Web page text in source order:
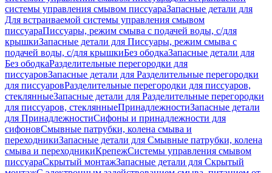
системы управления смывом писсуараЗапасные детали для
Для встраиваемой системы управления смывом
писсуараПиссуары, режим смыва с подачей воды, с/для
крышкиЗапасные детали для Писсуары, режим смыва с
подачей воды, с/для крышкиБез ободкаЗапасные детали для
Без ободкаРазделительные перегородки для
писсуаровЗапасные детали для Разделительные перегородки
для писсуаровРазделительные перегородки для писсуаров,
стеклянныеЗапасные детали для Разделительные перегородки
для писсуаров, стеклянныеПринадлежностиЗапасные детали
для ПринадлежностиСифоны и принадлежности для
сифоновСмывные патрубки, колена смыва и
переходникиЗапасные детали для Смывные патрубки, колена
смыва и переходникиКрепежСистемы управления смывом
писсуараСкрытый монтажЗапасные детали для Скрытый